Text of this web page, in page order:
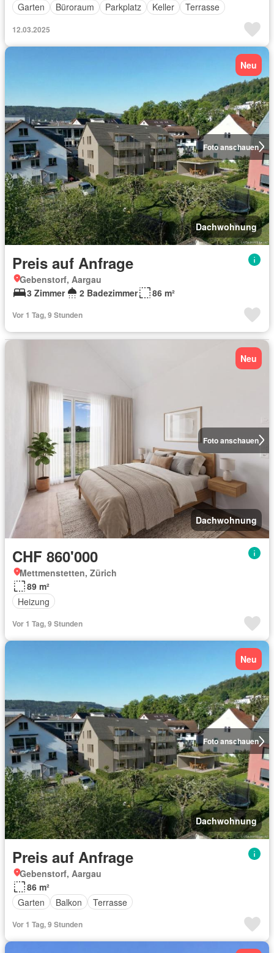
Garten
Büroraum Parkplatz Keller Terrasse
12.03.2025
Foto anschauen
Neu
Dachwohnung
Preis auf Anfrage
Gebenstorf, Aargau
3 Zimmer
2 Badezimmer 86 m²
Vor 1 Tag, 9 Stunden
Foto anschauen
Neu
Dachwohnung
CHF 860'000
Mettmenstetten, Zürich
89 m²
Heizung
Vor 1 Tag, 9 Stunden
Foto anschauen
Neu
Dachwohnung
Preis auf Anfrage
Gebenstorf, Aargau
86 m²
Garten
Balkon Terrasse
Vor 1 Tag, 9 Stunden